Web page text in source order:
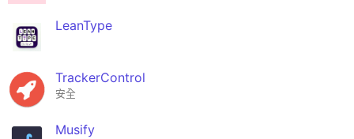
LeanType
TrackerControl
安全
Musify